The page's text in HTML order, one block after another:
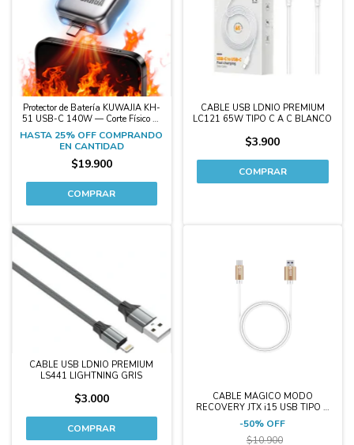
Protector de Batería KUWAJIA KH-
51 USB-C 140W — Corte Físico de
Carga
HASTA 25% OFF COMPRANDO
EN CANTIDAD
$19.900
CABLE USB LDNIO PREMIUM
LC121 65W TIPO C A C BLANCO
$3.900
CABLE USB LDNIO PREMIUM
LS441 LIGHTNING GRIS
$3.000
CABLE MÁGICO MODO
RECOVERY JTX i15 USB TIPO C
IP SERIE 15 / IPAD
-50% OFF
$10.900